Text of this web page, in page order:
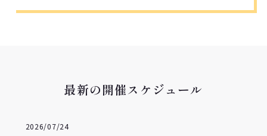
最新の開催スケジュール
2026/07/24